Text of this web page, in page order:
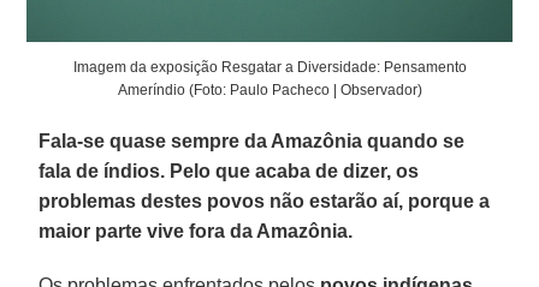
Imagem da exposição Resgatar a Diversidade: Pensamento
Ameríndio (Foto: Paulo Pacheco | Observador)
Fala-se quase sempre da Amazônia quando se
fala de índios. Pelo que acaba de dizer, os
problemas destes povos não estarão aí, porque a
maior parte vive fora da Amazônia.